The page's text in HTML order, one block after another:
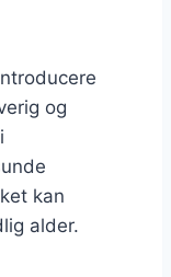
og
kan
alder.